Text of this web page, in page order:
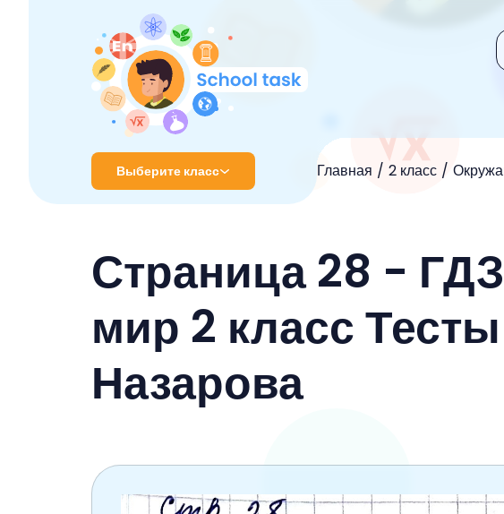
Выберите класс Главная 2 класс
2 класс
3 класс
4 класс
5 класс
Страница 28 -
мир 2 класс
Назарова